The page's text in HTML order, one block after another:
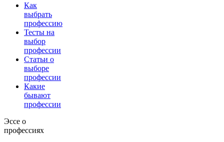
Как
выбрать
профессию
Тесты на
выбор
профессии
Статьи о
выборе
профессии
Какие
бывают
профессии
Эссе о
профессиях